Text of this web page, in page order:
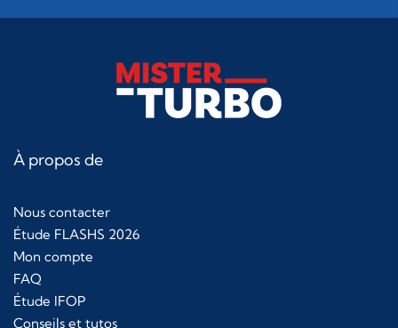
À propos de
Nous contacter
Étude FLASHS 2026
Mon compte
FAQ
Étude IFOP
Conseils et tutos